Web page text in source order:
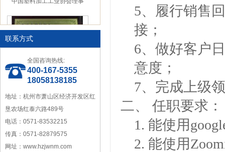
宁波塑料行业优秀供应商
联系方式
全国咨询热线:
400-167-5355
18058138185
地址：杭州市萧山区经济开发区红
垦农场红泰六路489号
电话：0571-83532215
传真：0571-82879575
网址：www.hzjwnm.com
5、履行销售
接；
6、做好客户
意度；
7、完成上级
二、 任职要求：
1. 能使用
2. 能使用